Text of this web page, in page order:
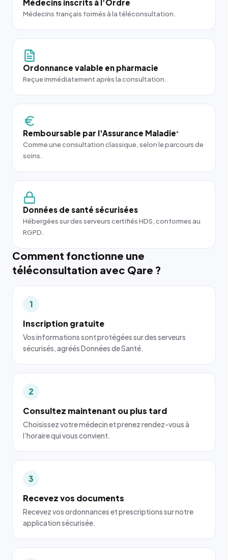
Médecins inscrits à l'Ordre
Médecins français formés à la téléconsultation.
Ordonnance valable en pharmacie
Reçue immédiatement après la consultation.
Remboursable par l'Assurance Maladie*
Comme une consultation classique, selon le parcours de
soins.
Données de santé sécurisées
Hébergées sur des serveurs certifiés HDS, conformes au
RGPD.
Comment fonctionne une
téléconsultation avec Qare ?
1
Inscription gratuite
Vos informations sont protégées sur des serveurs
sécurisés, agréés Données de Santé.
2
Consultez maintenant ou plus tard
Choisissez votre médecin et prenez rendez-vous à
l'horaire qui vous convient.
3
Recevez vos documents
Recevez vos ordonnances et prescriptions sur notre
application sécurisée.